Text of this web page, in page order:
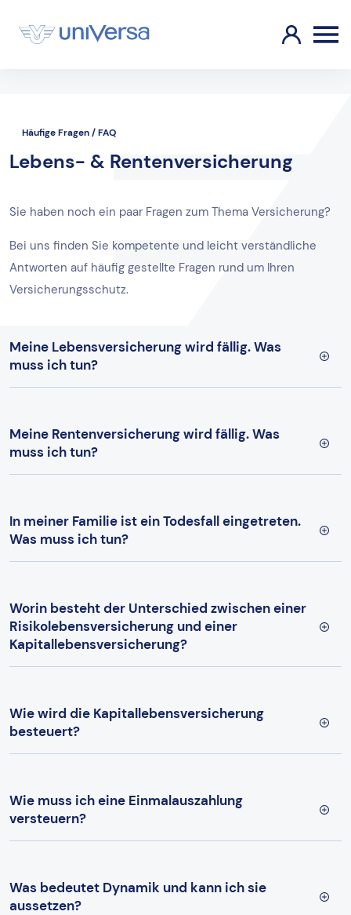
Häufige Fragen / FAQ
Lebens- & Rentenversicherung
Sie haben noch ein paar Fragen zum Thema Versicherung?
Bei uns finden Sie kompetente und leicht verständliche
Antworten auf häufig gestellte Fragen rund um Ihren
Versicherungsschutz.
Meine Lebensversicherung wird fällig. Was
muss ich tun?
Meine Rentenversicherung wird fällig. Was
muss ich tun?
In meiner Familie ist ein Todesfall eingetreten.
Was muss ich tun?
Worin besteht der Unterschied zwischen einer
Risikolebensversicherung und einer
Kapitallebensversicherung?
Wie wird die Kapitallebensversicherung
besteuert?
Wie muss ich eine Einmalauszahlung
versteuern?
Was bedeutet Dynamik und kann ich sie
aussetzen?